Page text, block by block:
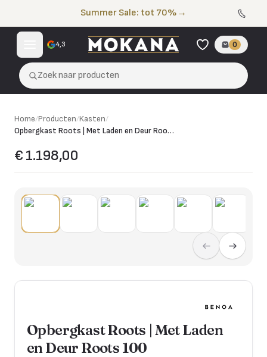
Summer Sale: tot 70% →
4,3 0
Zoek naar producten
Home/Producten/Kasten/
Opbergkast Roots | Met Laden en Deur Roots 100
€ 1.198,00
Opbergkast Roots | Met Laden
en Deur Roots 100